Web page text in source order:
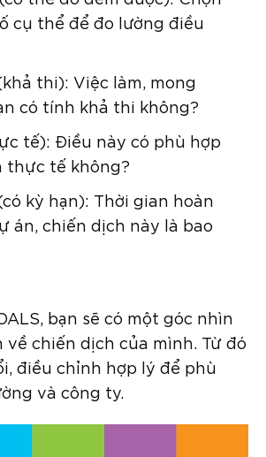
cụ thể để đo lường điều
thi): Việc làm, mong
có tính khả thi không?
tế): Điều này có phù hợp
thực tế không?
kỳ hạn): Thời gian hoàn
án, chiến dịch này là bao
bạn sẽ có một góc nhìn
chiến dịch của mình. Từ đó
điều chỉnh hợp lý để phù
và công ty.